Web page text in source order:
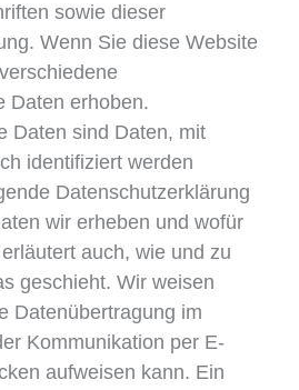
sowie dieser
Wenn Sie diese Website
Daten erhoben.
Daten sind Daten, mit
identifiziert werden
Datenschutzerklärung
wir erheben und wofür
auch, wie und zu
geschieht. Wir weisen
Datenübertragung im
Kommunikation per E-
aufweisen kann. Ein